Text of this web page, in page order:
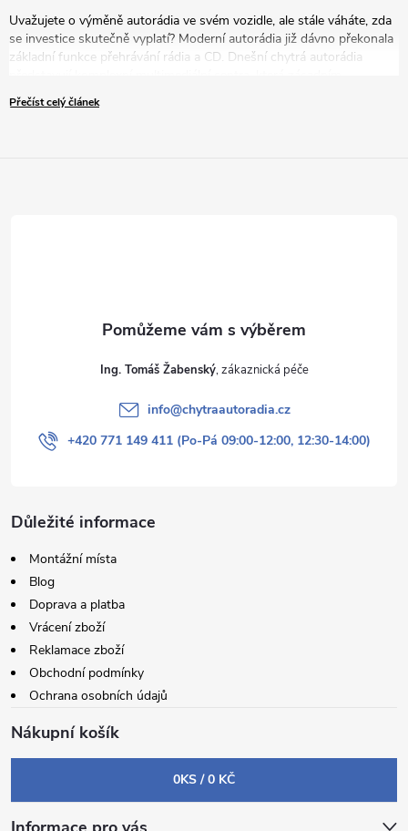
Uvažujete o výměně autorádia ve svém vozidle, ale stále váháte, zda
se investice skutečně vyplatí? Moderní autorádia již dávno překonala
základní funkce přehrávání rádia a CD. Dnešní chytrá autorádia
způsobem zvyšují komfort, bezpečnost i zábavu během každé jízdy.
V tomto článku vám představíme pět přesvědčivých důvodů, proč
Přečíst celý článek
Ing. Tomáš Žabenský
info@chytraautoradia.cz
+420 771 149 411 (Po-Pá 09:00-12:00, 12:30-14:00)
Důležité informace
Montážní místa
Blog
Doprava a platba
Vrácení zboží
Reklamace zboží
Obchodní podmínky
Ochrana osobních údajů
Nákupní košík
0KS /0 KČ